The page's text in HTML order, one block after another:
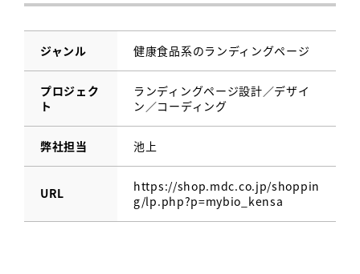
ジャンル 健康食品系のランディングページ
プロジェク
ト
ランディングページ設計／デザイ
ン／コーディング
弊社担当 池上
URL
https://shop.mdc.co.jp/shoppin
g/lp.php?p=mybio_kensa